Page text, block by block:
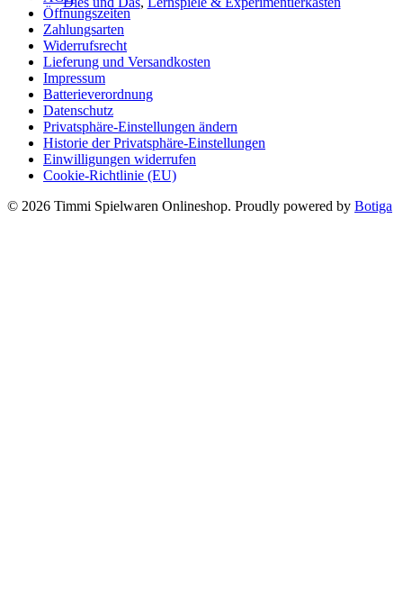
war:
ist:
Öffnungszeiten
Zahlungsarten
Widerrufsrecht
Lieferung und Versandkosten
Impressum
Batterieverordnung
Datenschutz
Privatsphäre-Einstellungen ändern
Historie der Privatsphäre-Einstellungen
Einwilligungen widerrufen
Cookie-Richtlinie (EU)
© 2026 Timmi Spielwaren Onlineshop. Proudly powered by Botiga